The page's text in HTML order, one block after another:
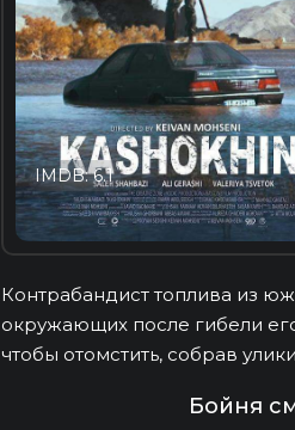
IMDB: 6.1
Контрабандист топлива из
окружающих после гибели
чтобы отомстить, собрав
Бойня